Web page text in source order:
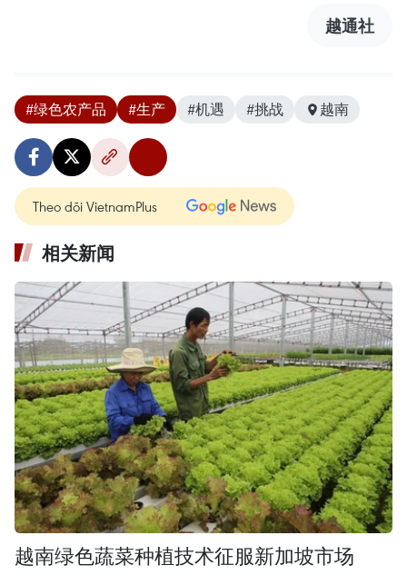
越通社
#绿色农产品 #生产 #机遇 #挑战 越南
Theo dõi VietnamPlus
相关新闻
越南绿色蔬菜种植技术征服新加坡市场